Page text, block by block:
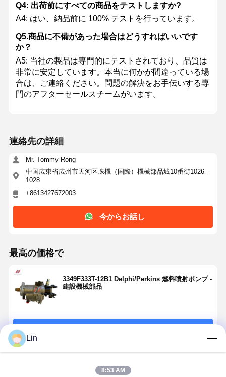
Q4: 出荷前にすべての商品をテストしますか?
A4: はい、納品前に 100% テストを行っています。
Q5.商品に不備があった場合はどうすればいいです
か？
A5: 当社の製品は専門的にテストされており、品質は
非常に安定しています。本当に何かが間違っている場
合は、ご連絡ください。問題の解決をお手伝いする専
門のアフターセールスチームがいます。
連絡先の詳細
Mr. Tommy Rong
中国広東省広州市天河区珠機（国際）機械部品城10番街1026-
1028
+8613427672003
今からお話し
最高の価格で
3349F333T-12B1 Delphi/Perkins 燃料噴射ポンプ -
建設機械部品
推薦されたプロダクト
Lin
8:53 AM